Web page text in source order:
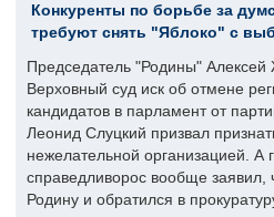
Конкуренты по борьбе за
требуют снять "Яблоко" с
Председатель "Родины"
Верховный суд иск об отмене
кандидатов в парламент от
Леонид Слуцкий призвал
нежелательной организацией. А
справедливорос вообще заявил,
Родину и обратился в